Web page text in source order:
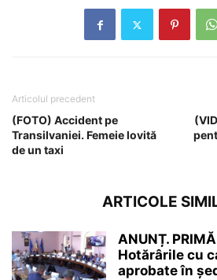
Articolul precedent
(FOTO) Accident pe
Transilvaniei. Femeie lovită
de un taxi
ARTICOLE
ANUNȚ.
Hotărârile cu
aprobate în